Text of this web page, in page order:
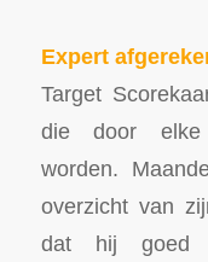
Expert
Target
die door elke
worden.
overzicht van
dat hij goed